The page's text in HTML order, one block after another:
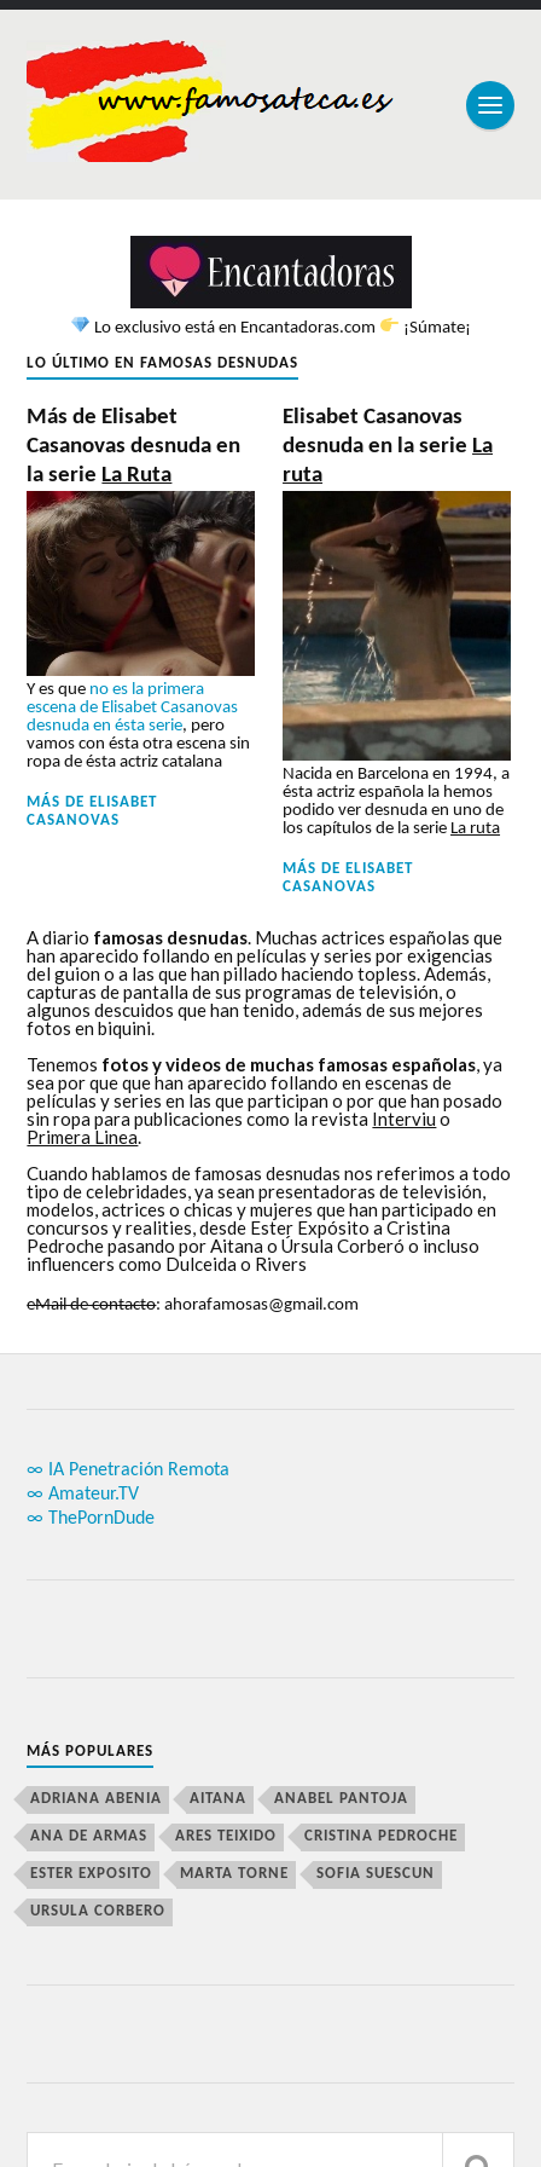
Lo exclusivo está en Encantadoras.com ¡Súmate¡
LO ÚLTIMO EN FAMOSAS DESNUDAS
Más de Elisabet
Casanovas desnuda en
la serie La Ruta
Y es que no es la primera
escena de Elisabet Casanovas
desnuda en ésta serie, pero
vamos con ésta otra escena sin
ropa de ésta actriz catalana
MÁS DE ELISABET
CASANOVAS
Elisabet Casanovas
desnuda en la serie La
ruta
Nacida en Barcelona en 1994, a
ésta actriz española la hemos
podido ver desnuda en uno de
los capítulos de la serie La ruta
MÁS DE ELISABET
CASANOVAS
A diario famosas desnudas. Muchas actrices españolas que
han aparecido follando en películas y series por exigencias
del guion o a las que han pillado haciendo topless. Además,
capturas de pantalla de sus programas de televisión, o
algunos descuidos que han tenido, además de sus mejores
fotos en biquini.
Tenemos fotos y videos de muchas famosas españolas, ya
sea por que que han aparecido follando en escenas de
películas y series en las que participan o por que han posado
sin ropa para publicaciones como la revista Interviu o
Primera Linea.
Cuando hablamos de famosas desnudas nos referimos a todo
tipo de celebridades, ya sean presentadoras de televisión,
modelos, actrices o chicas y mujeres que han participado en
concursos y realities, desde Ester Expósito a Cristina
Pedroche pasando por Aitana o Úrsula Corberó o incluso
influencers como Dulceida o Rivers
eMail de contacto: ahorafamosas@gmail.com
∞ IA Penetración Remota
∞ Amateur.TV
∞ ThePornDude
MÁS POPULARES
ADRIANA ABENIA AITANA ANABEL PANTOJA
ANA DE ARMAS ARES TEIXIDO CRISTINA PEDROCHE
ESTER EXPOSITO MARTA TORNE SOFIA SUESCUN
URSULA CORBERO